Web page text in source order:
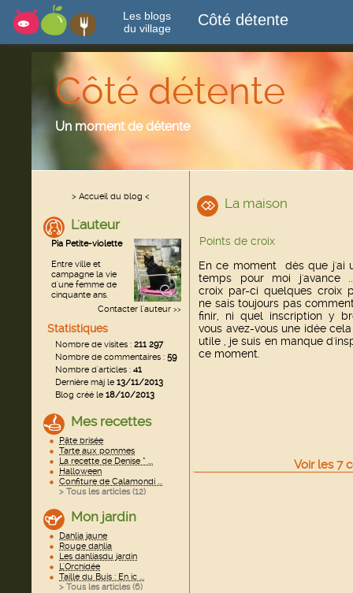
Les blogs
du village
Côté détente
Côté détente
Un moment de détente
> Accueil du blog <
L'auteur
Pia Petite-violette
Entre ville et
campagne la vie
d'une femme de
cinquante ans.
Contacter l'auteur >>
Statistiques
Nombre de visites : 211 297
Nombre de commentaires : 59
Nombre d'articles : 41
Dernière màj le13/11/2013
Blog créé le18/10/2013
Mes recettes
Pâte brisée
Tarte aux pommes
La recette de Denise * ...
Halloween
Confiture de Calamondi ...
> Tous les articles (12)
Mon jardin
Dahlia jaune
Rouge dahlia
Les dahliasdu jardin
L'Orchidée
Taille du Buis : En ic ...
> Tous les articles (6)
La maison
Points de croix
En ce moment dès que j'ai
temps pour moi j'avance
croix par-ci quelques croix
ne sais toujours pas
finir, ni quel inscription y
vous avez-vous une idée
utile , je suis en manque
ce moment.
Voir les7